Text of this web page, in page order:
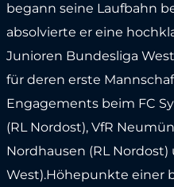
begann seine Laufbahn
absolvierte er eine
Junioren Bundesliga
für deren erste
Engagements beim FC
(RL Nordost), VfR
Nordhausen (RL
West).Höhepunkte einer